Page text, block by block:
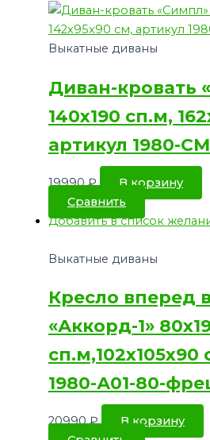
Выкатные диваны
Диван-кровать
140х190 сп.м,
артикул 1980-
19990₽
В корзину
Сравнить
Добавить в список
Выкатные диваны
Кресло вперед
«Аккорд-1»
сп.м,102х105х90
1980-А01-80-
20990₽
В корзину